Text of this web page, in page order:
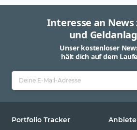
Interesse an News
und
Unser kostenloser
hält dich auf dem
Portfolio Tracker